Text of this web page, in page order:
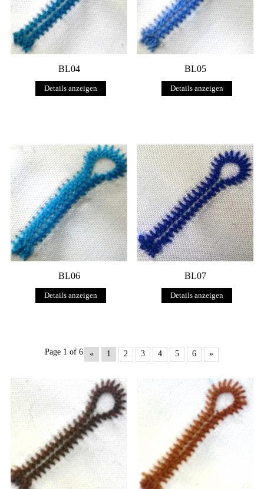
BL04
Details anzeigen
BL05
Details anzeigen
BL06
Details anzeigen
BL07
Details anzeigen
Page 1 of 6 « 1 2 3 4 5 6 »